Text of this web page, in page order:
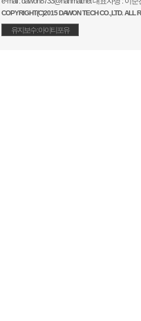
COPYRIGHT(C)2015 DAWON TECH CO.,LTD. ALL
유지보수 : 아이티포유